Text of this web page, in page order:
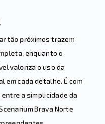
tão próximos trazem
enquanto o
valoriza o uso da
em cada detalhe. É com
a simplicidade da
Brava Norte